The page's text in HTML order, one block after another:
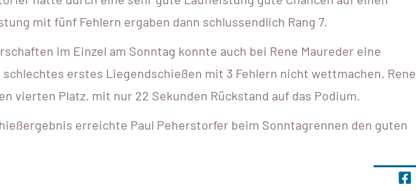
mit fünf Fehlern ergaben dann schlussendlich Rang 7.
im Einzel am Sonntag konnte auch bei Rene Maureder eine
erstes Liegendschießen mit 3 Fehlern nicht wettmachen. Rene
vierten Platz. mit nur 22 Sekunden Rückstand auf das Podium.
erreichte Paul Peherstorfer beim Sonntagrennen den guten